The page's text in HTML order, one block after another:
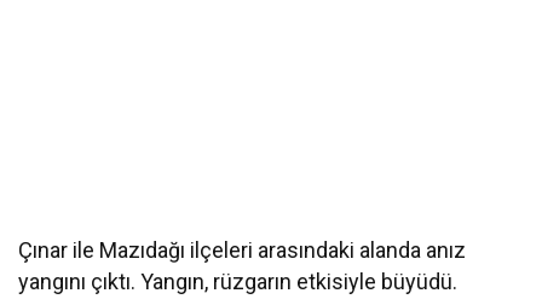
Çınar ile Mazıdağı ilçeleri arasındaki alanda anız
yangını çıktı. Yangın, rüzgarın etkisiyle büyüdü.